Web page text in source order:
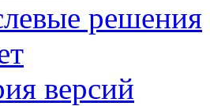
решения
версий